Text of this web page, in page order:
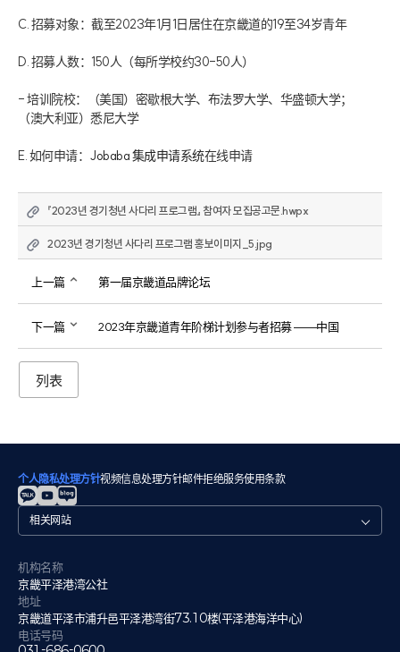
C. 招募对象：截至2023年1月1日居住在京畿道的19至34岁青年
D. 招募人数：150人（每所学校约30-50人）
- 培训院校：（美国）密歇根大学、布法罗大学、华盛顿大学；
（澳大利亚）悉尼大学
E. 如何申请： Jobaba 集成申请系统在线申请
『2023년 경기청년 사다리 프로그램』 참여자 모집공고문.hwpx
2023년 경기청년 사다리 프로그램 홍보이미지_5.jpg
上一篇 第一届京畿道品牌论坛
下一篇 2023年京畿道青年阶梯计划参与者招募 ——中国
列表
个人隐私处理方针视频信息处理方针邮件拒绝服务使用条款
관
련
이
트
机构名称
京畿平泽港湾公社
地址
京畿道平泽市浦升邑平泽港湾街73.10楼(平泽港海洋中心)
电话号码